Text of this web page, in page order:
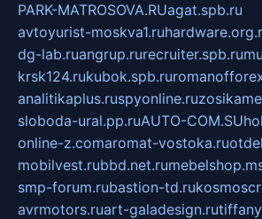
PARK-MATROSOVA.RUagat.spb.ru
avtoyurist-moskva1.ru
dg-lab.ruangrup.rurecruiter.spb.ru
krsk124.rukubok.spb.ru
analitikaplus.ruspyonline.ru
sloboda-ural.pp.ruAUTO-COM.SU
online-z.comaromat-vostoka.ru
mobilvest.rubbd.net.ru
smp-forum.rubastion-td.ru
avrmotors.ruart-galadesign.ru